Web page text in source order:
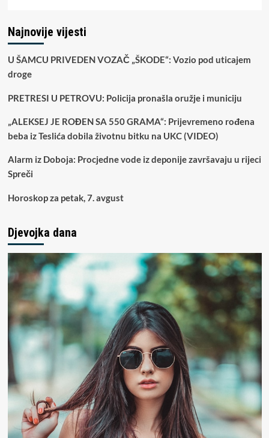
Najnovije vijesti
U ŠAMCU PRIVEDEN VOZAČ „ŠKODE“: Vozio pod uticajem
droge
PRETRESI U PETROVU: Policija pronašla oružje i municiju
„ALEKSEJ JE ROĐEN SA 550 GRAMA“: Prijevremeno rođena
beba iz Teslića dobila životnu bitku na UKC (VIDEO)
Alarm iz Doboja: Procjedne vode iz deponije završavaju u rijeci
Spreči
Horoskop za petak, 7. avgust
Djevojka dana